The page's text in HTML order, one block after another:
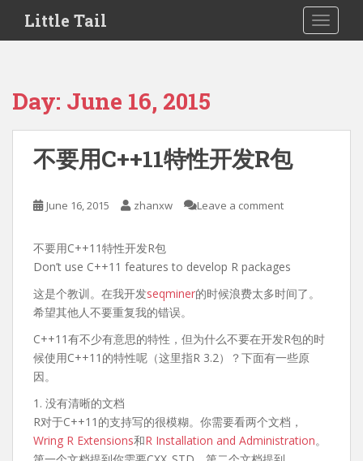
i
Little Tail
Day: June 16, 2015
不要用C++11特性开发R包
June 16, 2015 zhanxw Leave a comment
不要用C++11特性开发R包
Don’t use C++11 features to develop R packages
这是个教训。在我开发seqminer的时候浪费太多时间了。
希望其他人不要重复我的错误。
C++11有不少有意思的特性，但为什么不要在开发R包的时
候使用C++11的特性呢（这里指R 3.2）？下面有一些原
因。
1. 没有清晰的文档
R对于C++11的支持写的很模糊。你需要看两个文档，
Wring R Extensions和R Installation and Administration。